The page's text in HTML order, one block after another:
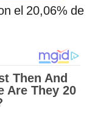
el 20,06% de